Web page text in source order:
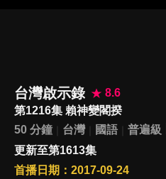
台灣啟示錄
8.6
第1216集 賴神變閣揆
50 分鐘
台灣 國語
普遍級
更新至第1613集
首播日期：2017-09-24